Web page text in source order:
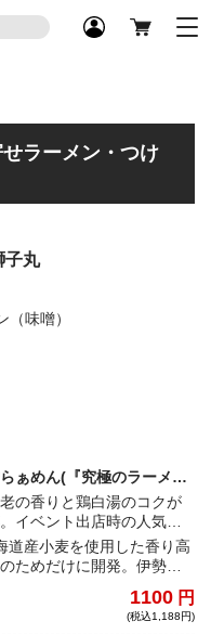
せラーメン・つけ
子丸
（味噌）
ぁめん(『究極のラーメン
屋ラーメンまつり』コラボ
の香りと鶏白湯のコクが
イベント出店時の人気メ
ンアップ！
道産小麦を使用した香り高
ためだけに開発。伊勢海
の中に広がり匠の技を感じ
わえる。実はこちらは、
1100 円
(税込1,188円)